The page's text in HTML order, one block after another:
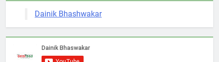
Dainik Bhashwakar